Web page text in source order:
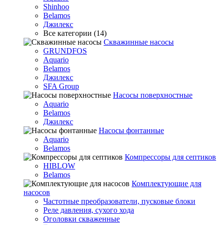
Shinhoo
Belamos
Джилекс
Все категории (14)
Скважинные насосы
GRUNDFOS
Aquario
Belamos
Джилекс
SFA Group
Насосы поверхностные
Aquario
Belamos
Джилекс
Насосы фонтанные
Aquario
Belamos
Компрессоры для септиков
HIBLOW
Belamos
Комплектующие для
насосов
Частотные преобразователи, пусковые блоки
Реле давления, сухого хода
Оголовки скваженные